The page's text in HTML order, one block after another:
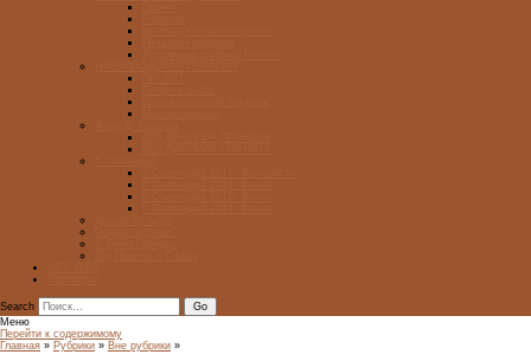
Search
Меню
Перейти к содержимому
Главная » Рубрики » Вне рубрики »